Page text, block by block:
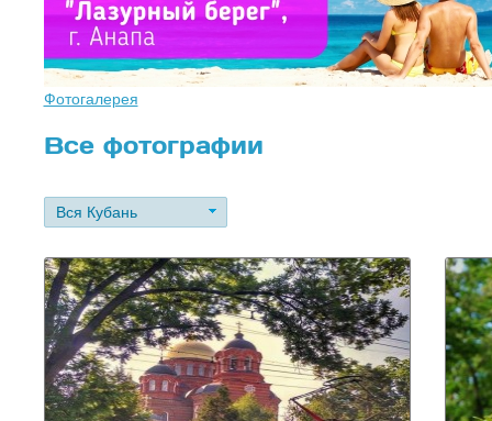
Фотогалерея
Все фотографии
Вся Кубань